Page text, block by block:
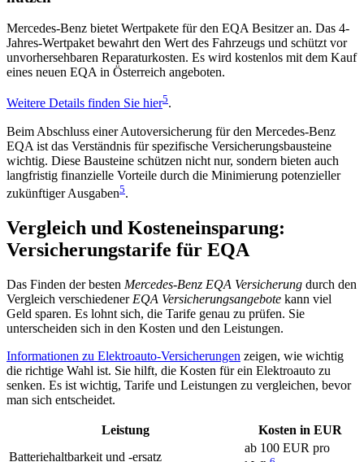
Mercedes-Benz bietet Wertpakete für den EQA Besitzer an. Das 4-
Jahres-Wertpaket bewahrt den Wert des Fahrzeugs und schützt vor
unvorhersehbaren Reparaturkosten. Es wird kostenlos mit dem Kauf
eines neuen EQA in Österreich angeboten.
Weitere Details finden Sie hier5.
Beim Abschluss einer Autoversicherung für den Mercedes-Benz
EQA ist das Verständnis für spezifische Versicherungsbausteine
wichtig. Diese Bausteine schützen nicht nur, sondern bieten auch
langfristig finanzielle Vorteile durch die Minimierung potenzieller
zukünftiger Ausgaben5.
Vergleich und Kosteneinsparung:
Versicherungstarife für EQA
Das Finden der besten Mercedes-Benz EQA Versicherung durch den
Vergleich verschiedener EQA Versicherungsangebote kann viel
Geld sparen. Es lohnt sich, die Tarife genau zu prüfen. Sie
unterscheiden sich in den Kosten und den Leistungen.
Informationen zu Elektroauto-Versicherungen zeigen, wie wichtig
die richtige Wahl ist. Sie hilft, die Kosten für ein Elektroauto zu
senken. Es ist wichtig, Tarife und Leistungen zu vergleichen, bevor
man sich entscheidet.
Leistung
Kosten in EUR
Batteriehaltbarkeit und -ersatz
ab 100 EUR pro